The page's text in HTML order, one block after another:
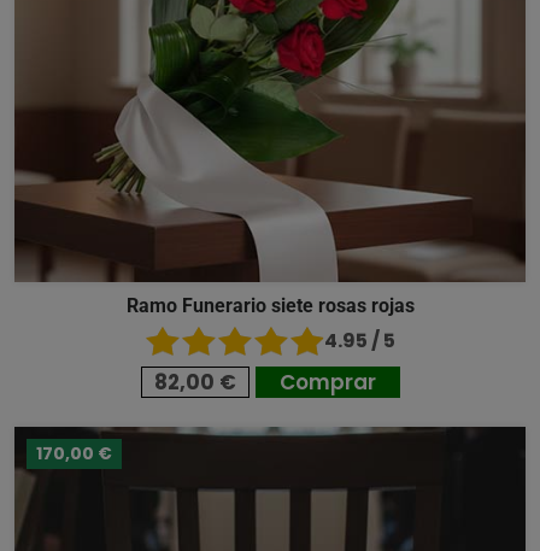
Ramo Funerario siete rosas rojas
4.95 / 5
82,00 € Comprar
170,00 €